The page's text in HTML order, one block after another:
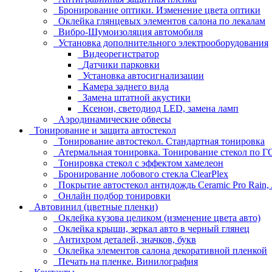
Бронирование оптики. Изменение цвета оптики
Оклейка глянцевых элементов салона по лекалам
Вибро-Шумоизоляция автомобиля
Установка дополнительного электрооборудования
Видеорегистратор
Датчики парковки
Установка автосигнализации
Камера заднего вида
Замена штатной акустики
Ксенон, светодиод LED, замена ламп
Аэродинамические обвесы
Тонирование и защита автостекол
Тонирование автостекол. Стандартная тонировка
Атермальная тонировка. Тонирование стекол по
Тонировка стекол с эффектом хамелеон
Бронирование лобового стекла ClearPlex
Покрытие автостекол антидождь Ceramic Pro Rain,
Онлайн подбор тонировки
Автовинил (цветные пленки)
Оклейка кузова целиком (изменение цвета авто)
Оклейка крыши, зеркал авто в черный глянец
Антихром деталей, значков, букв
Оклейка элементов салона декоративной пленкой
Печать на пленке. Винилография